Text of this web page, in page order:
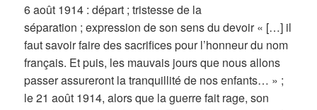
6 août 1914 : départ ; tristesse de la
séparation ; expression de son sens du devoir « […] il
faut savoir faire des sacrifices pour l’honneur du nom
français. Et puis, les mauvais jours que nous allons
passer assureront la tranquillité de nos enfants… » ;
le 21 août 1914, alors que la guerre fait rage, son